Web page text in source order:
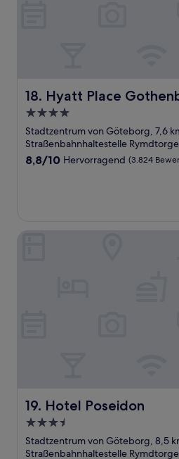
18. Hyatt Place
Hyatt Place Gothenburg
4.0-
Sterne-
Unterkunft
Stadtzentrum von Göteborg, 7,6
Straßenbahnhaltestelle
8.8
8,8/10 Hervorragend (3.824
19. Hotel Poseidon
Hotel Poseidon
3.5-
Sterne-
Unterkunft
Stadtzentrum von Göteborg, 8,5
Straßenbahnhaltestelle